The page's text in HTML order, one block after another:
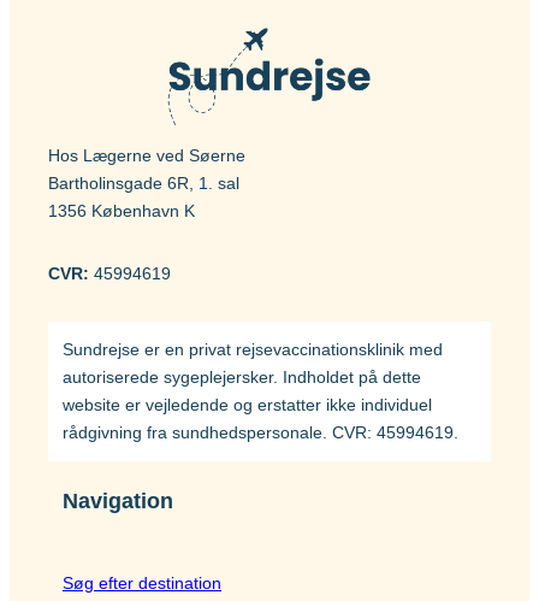
Hos Lægerne ved Søerne
Bartholinsgade 6R, 1. sal
1356 København K
CVR: 45994619
Sundrejse er en privat rejsevaccinationsklinik med
autoriserede sygeplejersker. Indholdet på dette
website er vejledende og erstatter ikke individuel
rådgivning fra sundhedspersonale. CVR: 45994619.
Navigation
Søg efter destination